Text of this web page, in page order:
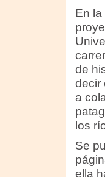
En
de
decir
a
los
Se
ella